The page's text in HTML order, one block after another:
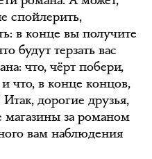
спойлерить,
в конце вы получите
будут терзать вас
что, чёрт побери,
что, в конце концов,
дорогие друзья,
магазины за романом
вам наблюдения